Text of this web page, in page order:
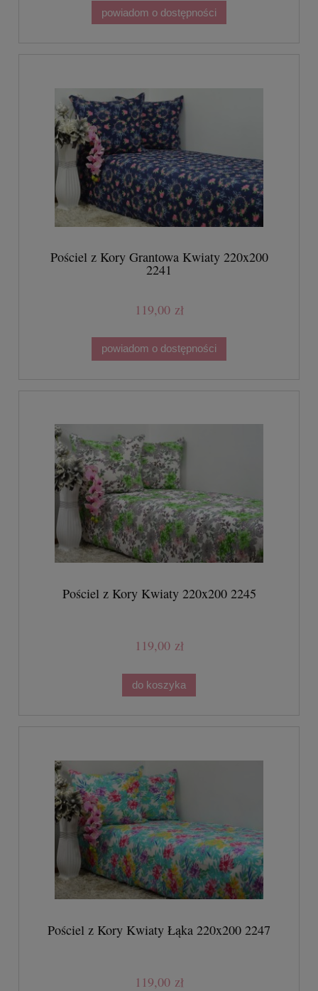
powiadom o dostępności
Pościel z Kory Grantowa Kwiaty 220x200
2241
119,00 zł
powiadom o dostępności
Pościel z Kory Kwiaty 220x200 2245
119,00 zł
do koszyka
Pościel z Kory Kwiaty Łąka 220x200 2247
119,00 zł